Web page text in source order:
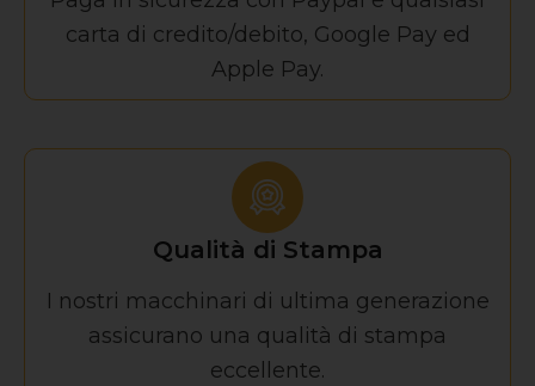
carta di credito/debito, Google Pay ed
Apple Pay.
Qualità di Stampa
I nostri macchinari di ultima generazione
assicurano una qualità di stampa
eccellente.